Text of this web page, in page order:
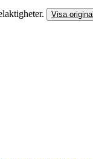
Visa original